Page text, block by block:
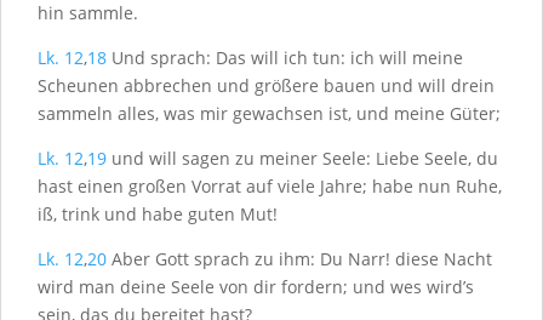
hin sammle.
Lk. 12,18 Und sprach: Das will ich tun: ich will meine
Scheunen abbrechen und größere bauen und will drein
sammeln alles, was mir gewachsen ist, und meine Güter;
Lk. 12,19 und will sagen zu meiner Seele: Liebe Seele, du
hast einen großen Vorrat auf viele Jahre; habe nun Ruhe,
iß, trink und habe guten Mut!
Lk. 12,20 Aber Gott sprach zu ihm: Du Narr! diese Nacht
wird man deine Seele von dir fordern; und wes wird’s
sein, das du bereitet hast?